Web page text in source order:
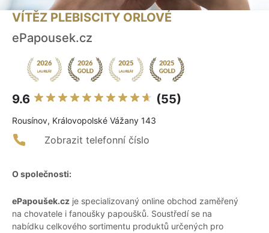
VÍTĚZ PLEBISCITY ORLOVÉ
ePapousek.cz
9.6 (55)
Rousínov, Královopolské Vážany 143
Zobrazit telefonní číslo
O společnosti:
ePapoušek.cz je specializovaný online obchod zaměřený
na chovatele i fanoušky papoušků. Soustředí se na
nabídku celkového sortimentu produktů určených pro